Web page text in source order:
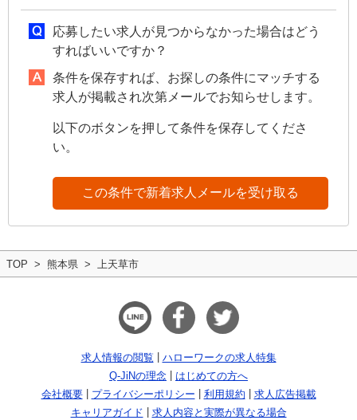
応募したい求人が見つからなかった場合はどう
すればいいですか？
条件を保存すれば、お探しの条件にマッチする
求人が掲載され次第メールでお知らせします。
以下のボタンを押して条件を保存してくださ
い。
この条件で新着求人メールを受け取る
TOP 熊本県 上天草市
求人情報の閲覧
ハローワークの求人特集
Q-JiNの理念
はじめての方へ
会社概要
プライバシーポリシー 利用規約
求人広告掲載
キャリアガイド
求人内容と実際が異なる場合